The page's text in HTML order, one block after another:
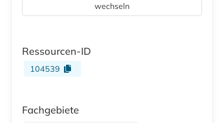
wechseln
Ressourcen-ID
104539
Fachgebiete